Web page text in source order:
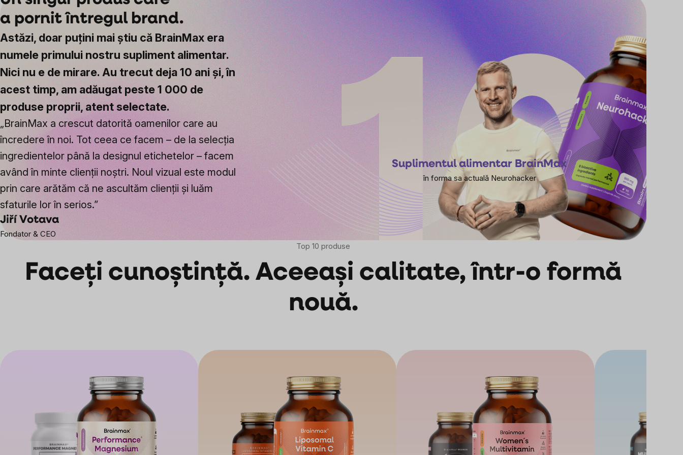
Suplimentul alimentar BrainMax
în forma sa actuală Neurohacker
a pornit întregul brand.
Astăzi, doar puțini mai știu că BrainMax era
numele primului nostru supliment alimentar.
Nici nu e de mirare. Au trecut deja 10 ani și, în
acest timp, am adăugat peste 1 000 de
produse proprii, atent selectate.
„BrainMax a crescut datorită oamenilor care au
încredere în noi. Tot ceea ce facem – de la selecția
ingredientelor până la designul etichetelor – facem
având în minte clienții noștri. Noul vizual este modul
prin care arătăm că ne ascultăm clienții și luăm
sfaturile lor în serios.”
Jiří Votava
Fondator & CEO
Top 10 produse
Faceți cunoștință. Aceeași calitate, într-o formă
nouă.